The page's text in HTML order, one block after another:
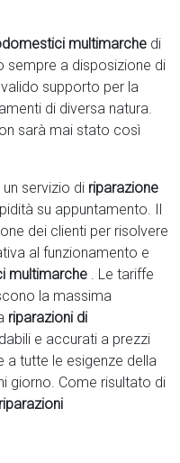
multimarche di
sempre a disposizione di
supporto per la
di diversa natura.
sarà mai stato così
servizio di riparazione
su appuntamento. Il
dei clienti per risolvere
al funzionamento e
multimarche . Le tariffe
la massima
riparazioni di
e accurati a prezzi
a tutte le esigenze della
giorno. Come risultato di
riparazioni